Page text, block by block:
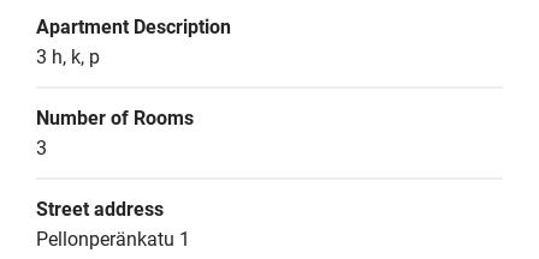
Apartment Description
3 h, k, p
Number of Rooms
3
Street address
Pellonperänkatu 1